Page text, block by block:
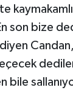
son bize
bile